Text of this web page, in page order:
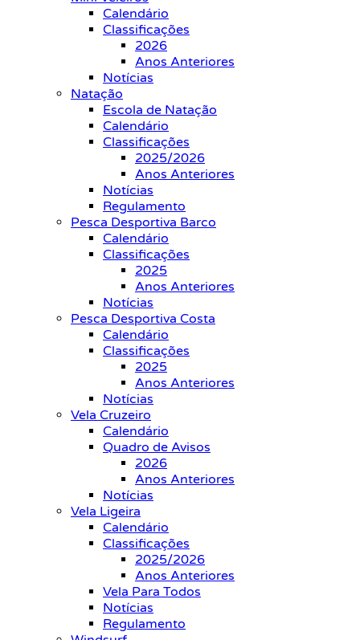
Calendário
Classificações
2026
Anos Anteriores
Notícias
Natação
Escola de Natação
Calendário
Classificações
2025/2026
Anos Anteriores
Notícias
Regulamento
Pesca Desportiva Barco
Calendário
Classificações
2025
Anos Anteriores
Notícias
Pesca Desportiva Costa
Calendário
Classificações
2025
Anos Anteriores
Notícias
Vela Cruzeiro
Calendário
Quadro de Avisos
2026
Anos Anteriores
Notícias
Vela Ligeira
Calendário
Classificações
2025/2026
Anos Anteriores
Vela Para Todos
Notícias
Regulamento